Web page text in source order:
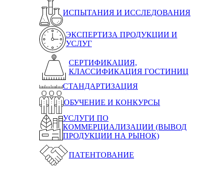
ИСПЫТАНИЯ И ИССЛЕДОВАНИЯ
ЭКСПЕРТИЗА ПРОДУКЦИИ И
УСЛУГ
СЕРТИФИКАЦИЯ,
КЛАССИФИКАЦИЯ ГОСТИНИЦ
СТАНДАРТИЗАЦИЯ
ОБУЧЕНИЕ И КОНКУРСЫ
УСЛУГИ ПО
КОММЕРЦИАЛИЗАЦИИ (ВЫВОД
ПРОДУКЦИИ НА РЫНОК)
ПАТЕНТОВАНИЕ